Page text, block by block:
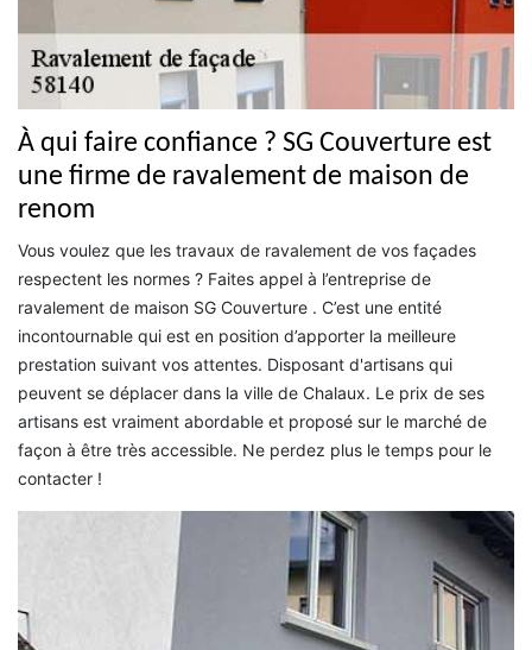
À qui faire confiance ? SG Couverture est
une firme de ravalement de maison de
renom
Vous voulez que les travaux de ravalement de vos façades
respectent les normes ? Faites appel à l’entreprise de
ravalement de maison SG Couverture . C’est une entité
incontournable qui est en position d’apporter la meilleure
prestation suivant vos attentes. Disposant d'artisans qui
peuvent se déplacer dans la ville de Chalaux. Le prix de ses
artisans est vraiment abordable et proposé sur le marché de
façon à être très accessible. Ne perdez plus le temps pour le
contacter !